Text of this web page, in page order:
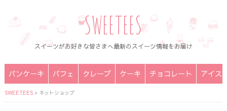
SWEETEES
スイーツがお好きな皆さまへ最新のスイーツ情報をお届け
パンケーキ パフェ クレープ ケーキ チョコレート アイス
SWEETEES> ネットショップ